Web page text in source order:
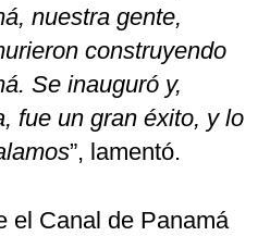
nuestra gente,
construyendo
Se inauguró y,
fue un gran éxito, y lo
”, lamentó.
el Canal de Panamá